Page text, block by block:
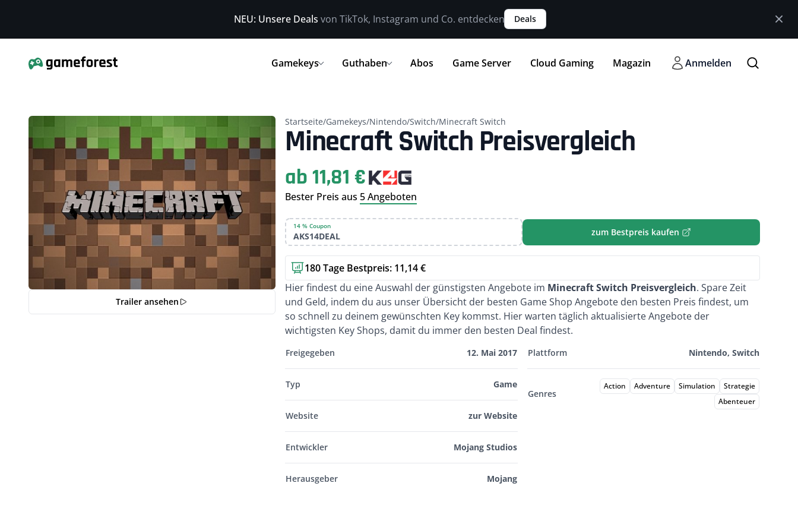
NEU: Unsere Deals von TikTok, Instagram und Co. entdecken Deals
Gamekeys Guthaben Abos Game Server Cloud Gaming Magazin Anmelden
Trailer ansehen
Startseite/Gamekeys/Nintendo/Switch/Minecraft Switch
Minecraft Switch Preisvergleich
ab 11,81 €
Bester Preis aus 5 Angeboten
14 % Coupon
AKS14DEAL zum Bestpreis kaufen
180 Tage Bestpreis: 11,14 €
Kurzbeschreibung
Hier findest du eine Auswahl der günstigsten Angebote im Minecraft Switch Preisvergleich. Spare Zeit
und Geld, indem du aus unser Übersicht der besten Game Shop Angebote den besten Preis findest, um
so schnell zu deinem gewünschten Key kommst. Hier warten täglich aktualisierte Angebote der
wichtigsten Key Shops, damit du immer den besten Deal findest.
Freigegeben 12. Mai 2017
Typ Game
Website zur Website
Entwickler Mojang Studios
Herausgeber Mojang
Plattform Nintendo, Switch
Genres
Action Adventure Simulation
Strategie
Abenteuer